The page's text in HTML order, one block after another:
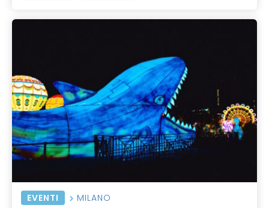
EVENTI MILANO